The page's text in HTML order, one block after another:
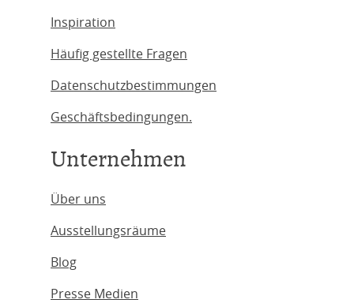
Inspiration
Häufig gestellte Fragen
Datenschutzbestimmungen
Geschäftsbedingungen.
Unternehmen
Über uns
Ausstellungsräume
Blog
Presse Medien